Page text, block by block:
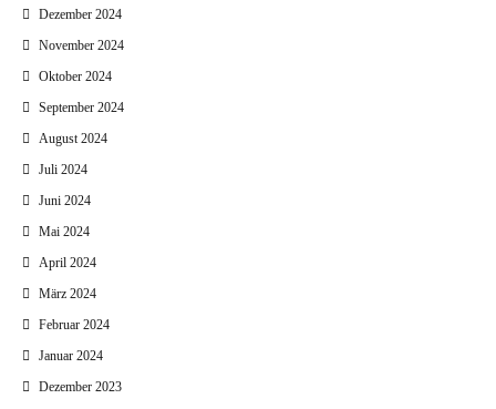
Dezember 2024
November 2024
Oktober 2024
September 2024
August 2024
Juli 2024
Juni 2024
Mai 2024
April 2024
März 2024
Februar 2024
Januar 2024
Dezember 2023